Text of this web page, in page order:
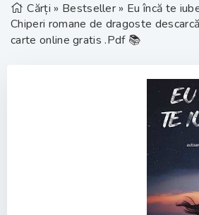
Cărți » Bestseller » Eu încă te
Chiperi romane de dragoste
carte online gratis .Pdf 📚